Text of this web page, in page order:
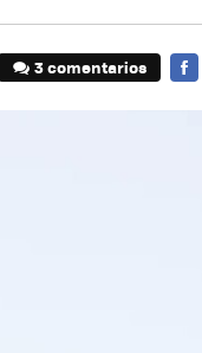
3 comentarios